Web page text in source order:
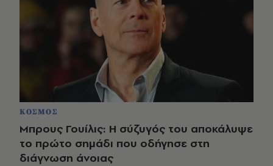
ΚΟΣΜΟΣ
Μπρους Γουίλις: Η σύζυγός του αποκάλυψε
το πρώτο σημάδι που οδήγησε στη
διάγνωση άνοιας